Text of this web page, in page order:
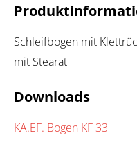
Schleifbogen mit
mit Stearat
Downloads
KA.EF. Bogen KF 33